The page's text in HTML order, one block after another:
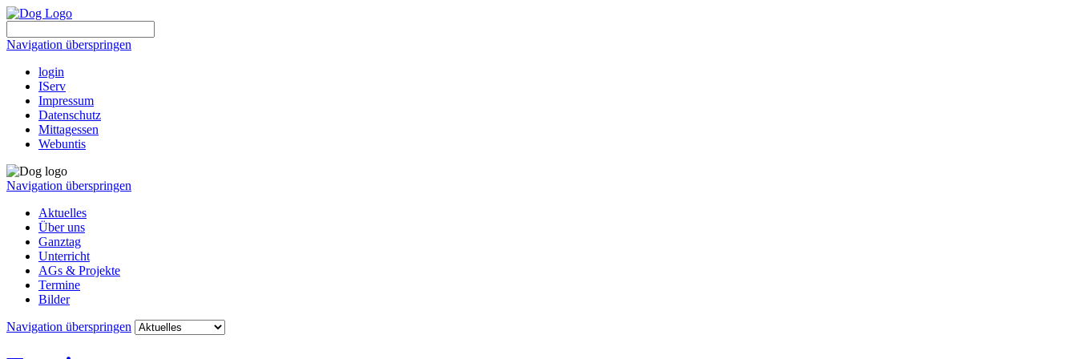
Navigation überspringen
login
IServ
Impressum
Datenschutz
Mittagessen
Webuntis
Navigation überspringen
Aktuelles
Über uns
Ganztag
Unterricht
AGs & Projekte
Termine
Bilder
Navigation überspringen